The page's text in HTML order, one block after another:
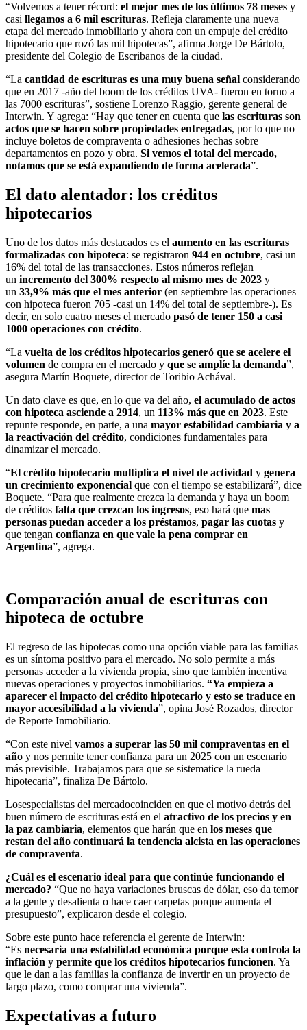
“Volvemos a tener récord: el mejor mes de los últimos 78 meses y
casi llegamos a 6 mil escrituras. Refleja claramente una nueva
etapa del mercado inmobiliario y ahora con un empuje del crédito
hipotecario que rozó las mil hipotecas”, afirma Jorge De Bártolo,
presidente del Colegio de Escribanos de la ciudad.
“La cantidad de escrituras es una muy buena señal considerando
que en 2017 -año del boom de los créditos UVA- fueron en torno a
las 7000 escrituras”, sostiene Lorenzo Raggio, gerente general de
Interwin. Y agrega: “Hay que tener en cuenta que las escrituras son
actos que se hacen sobre propiedades entregadas, por lo que no
incluye boletos de compraventa o adhesiones hechas sobre
departamentos en pozo y obra. Si vemos el total del mercado,
notamos que se está expandiendo de forma acelerada”.
El dato alentador: los créditos
hipotecarios
Uno de los datos más destacados es el aumento en las escrituras
formalizadas con hipoteca: se registraron 944 en octubre, casi un
16% del total de las transacciones. Estos números reflejan
un incremento del 300% respecto al mismo mes de 2023 y
un 33,9% más que el mes anterior (en septiembre las operaciones
con hipoteca fueron 705 -casi un 14% del total de septiembre-). Es
decir, en solo cuatro meses el mercado pasó de tener 150 a casi
1000 operaciones con crédito.
“La vuelta de los créditos hipotecarios generó que se acelere el
volumen de compra en el mercado y que se amplíe la demanda”,
asegura Martín Boquete, director de Toribio Achával.
Un dato clave es que, en lo que va del año, el acumulado de actos
con hipoteca asciende a 2914, un 113% más que en 2023. Este
repunte responde, en parte, a una mayor estabilidad cambiaria y a
la reactivación del crédito, condiciones fundamentales para
dinamizar el mercado.
“El crédito hipotecario multiplica el nivel de actividad y genera
un crecimiento exponencial que con el tiempo se estabilizará”, dice
Boquete. “Para que realmente crezca la demanda y haya un boom
de créditos falta que crezcan los ingresos, eso hará que mas
personas puedan acceder a los préstamos, pagar las cuotas y
que tengan confianza en que vale la pena comprar en
Argentina”, agrega.
Comparación anual de escrituras con
hipoteca de octubre
El regreso de las hipotecas como una opción viable para las familias
es un síntoma positivo para el mercado. No solo permite a más
personas acceder a la vivienda propia, sino que también incentiva
nuevas operaciones y proyectos inmobiliarios. “Ya empieza a
aparecer el impacto del crédito hipotecario y esto se traduce en
mayor accesibilidad a la vivienda”, opina José Rozados, director
de Reporte Inmobiliario.
“Con este nivel vamos a superar las 50 mil compraventas en el
año y nos permite tener confianza para un 2025 con un escenario
más previsible. Trabajamos para que se sistematice la rueda
hipotecaria”, finaliza De Bártolo.
Losespecialistas del mercadocoinciden en que el motivo detrás del
buen número de escrituras está en el atractivo de los precios y en
la paz cambiaria, elementos que harán que en los meses que
restan del año continuará la tendencia alcista en las operaciones
de compraventa.
¿Cuál es el escenario ideal para que continúe funcionando el
mercado? “Que no haya variaciones bruscas de dólar, eso da temor
a la gente y desalienta o hace caer carpetas porque aumenta el
presupuesto”, explicaron desde el colegio.
Sobre este punto hace referencia el gerente de Interwin:
“Es necesaria una estabilidad económica porque esta controla la
inflación y permite que los créditos hipotecarios funcionen. Ya
que le dan a las familias la confianza de invertir en un proyecto de
largo plazo, como comprar una vivienda”.
Expectativas a futuro